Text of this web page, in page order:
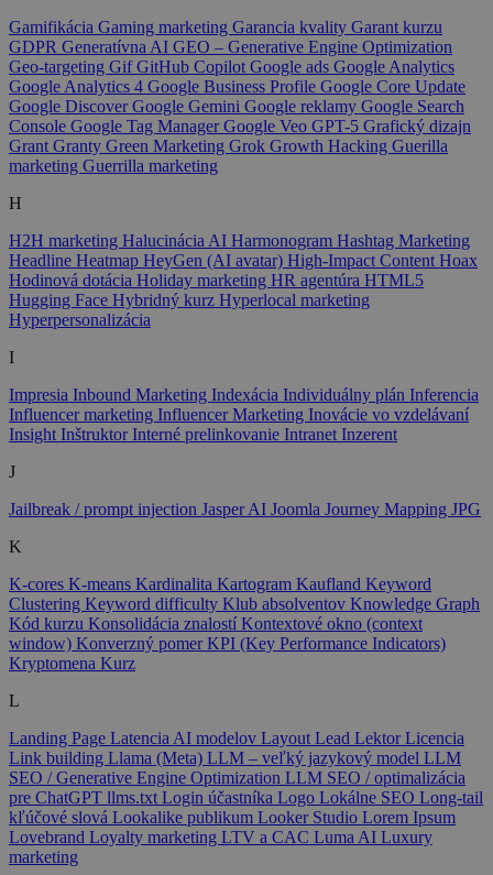
Gamifikácia Gaming marketing Garancia kvality Garant kurzu
GDPR Generatívna AI GEO – Generative Engine Optimization
Geo-targeting GifGitHub Copilot Google ads Google Analytics
Google Analytics 4 Google Business Profile Google Core Update
Google DiscoverGoogle Gemini Google reklamy Google Search
Console Google Tag ManagerGoogle Veo GPT-5 Grafický dizajn
Grant Granty Green Marketing Grok Growth Hacking Guerilla
marketing Guerrilla marketing
H
H2H marketing Halucinácia AI Harmonogram Hashtag Marketing
Headline Heatmap HeyGen (AI avatar) High-Impact Content Hoax
Hodinová dotácia Holiday marketing HR agentúra HTML5
Hugging Face Hybridný kurz Hyperlocal marketing
Hyperpersonalizácia
I
Impresia Inbound Marketing Indexácia Individuálny plán Inferencia
Influencer marketing Influencer Marketing Inovácie vo vzdelávaní
Insight InštruktorInterné prelinkovanie Intranet Inzerent
J
Jailbreak / prompt injection Jasper AI Joomla Journey Mapping JPG
K
K-cores K-means Kardinalita Kartogram Kaufland Keyword
Clustering Keyword difficulty Klub absolventov Knowledge Graph
Kód kurzu Konsolidácia znalostí Kontextové okno (context
window) Konverzný pomerKPI (Key Performance Indicators)
Kryptomena Kurz
L
Landing Page Latencia AI modelov Layout Lead LektorLicencia
Link building Llama (Meta) LLM – veľký jazykový model LLM
SEO / Generative Engine Optimization LLM SEO / optimalizácia
pre ChatGPT llms.txt Login účastníka Logo Lokálne SEO Long-tail
kľúčové slová Lookalike publikum Looker Studio Lorem Ipsum
Lovebrand Loyalty marketing LTV a CAC Luma AI Luxury
marketing